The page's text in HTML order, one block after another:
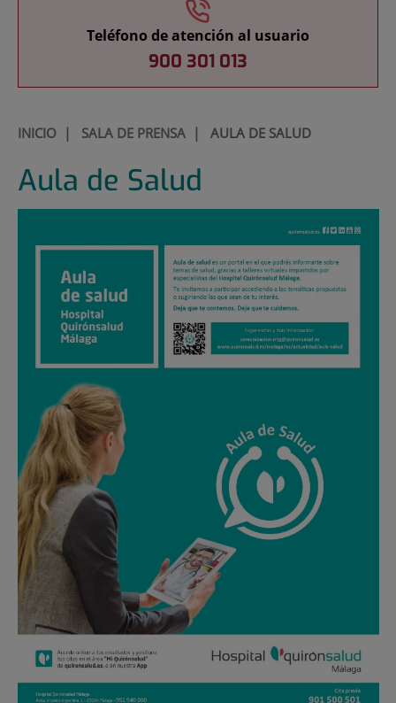
Teléfono de atención al usuario
900 301 013
INICIO| SALA DE PRENSA| AULA DE SALUD
Aula de Salud